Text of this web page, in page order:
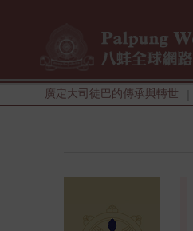
廣定大司徒巴的傳承與轉世